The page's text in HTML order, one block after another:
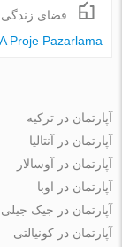
فضای
A Proje Pazarlama
آپارتمان در ترکیه
آپارتمان در آنتالیا
آپارتمان در آوسالار
آپارتمان در اوبا
آپارتمان در جیک جیلی
آپارتمان در کونیالتی